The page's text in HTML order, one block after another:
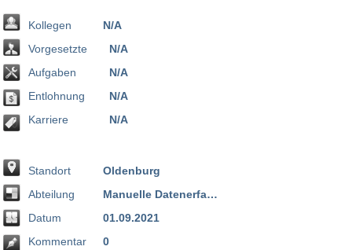
Kollegen
Vorgesetzte
Aufgaben
Entlohnung
Karriere
N/A
N/A
N/A
N/A
N/A
Standort
Abteilung
Datum
Kommentar
Oldenburg
Manuelle Datenerfassung
01.09.2021
0